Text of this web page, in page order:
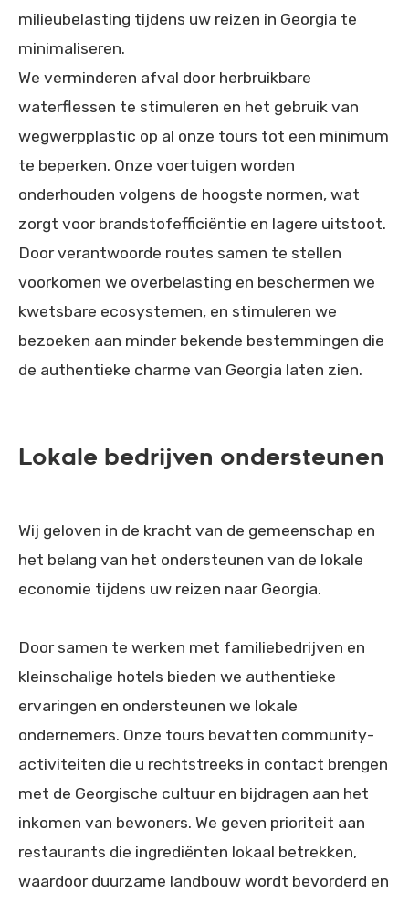
milieubelasting tijdens uw reizen in Georgia te
minimaliseren.
We verminderen afval door herbruikbare
waterflessen te stimuleren en het gebruik van
wegwerpplastic op al onze tours tot een minimum
te beperken. Onze voertuigen worden
onderhouden volgens de hoogste normen, wat
zorgt voor brandstofefficiëntie en lagere uitstoot.
Door verantwoorde routes samen te stellen
voorkomen we overbelasting en beschermen we
kwetsbare ecosystemen, en stimuleren we
bezoeken aan minder bekende bestemmingen die
de authentieke charme van Georgia laten zien.
Lokale bedrijven ondersteunen
Wij geloven in de kracht van de gemeenschap en
het belang van het ondersteunen van de lokale
economie tijdens uw reizen naar Georgia.
Door samen te werken met familiebedrijven en
kleinschalige hotels bieden we authentieke
ervaringen en ondersteunen we lokale
ondernemers. Onze tours bevatten community-
activiteiten die u rechtstreeks in contact brengen
met de Georgische cultuur en bijdragen aan het
inkomen van bewoners. We geven prioriteit aan
restaurants die ingrediënten lokaal betrekken,
waardoor duurzame landbouw wordt bevorderd en